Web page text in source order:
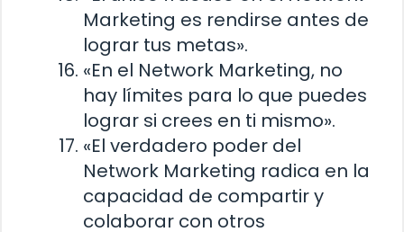
Marketing es rendirse antes de
lograr tus metas».
«En el Network Marketing, no
hay límites para lo que puedes
lograr si crees en ti mismo».
«El verdadero poder del
Network Marketing radica en la
capacidad de compartir y
colaborar con otros